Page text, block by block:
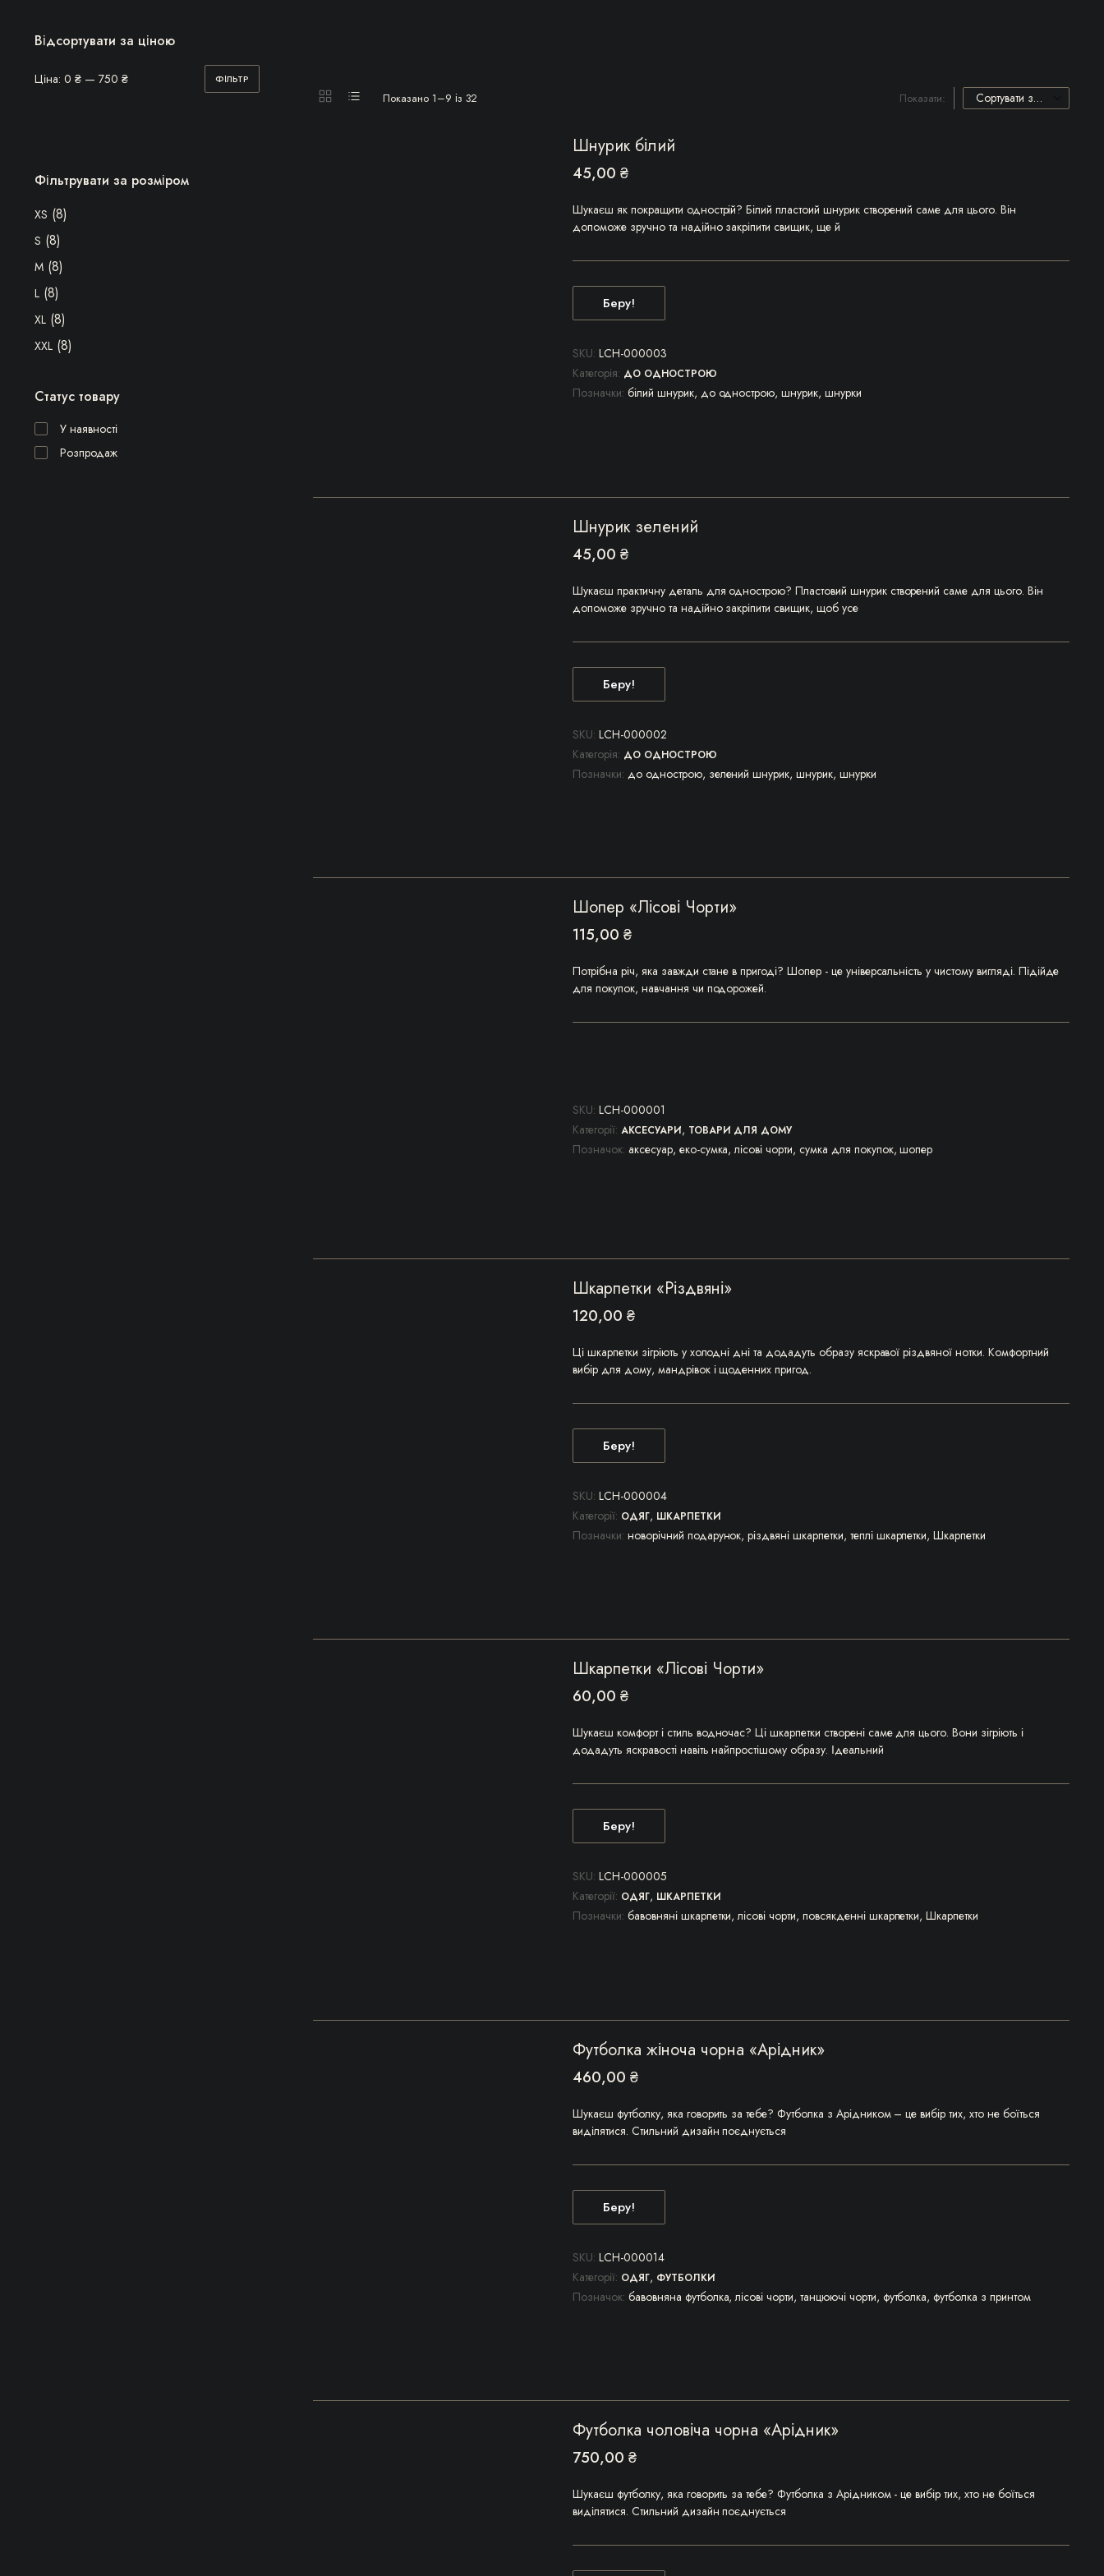
Показано 1–9 із 32 Показати:
Шнурик білий
45,00₴
Шукаєш як покращити однострій? Білий пластоий шнурик створений саме для цього. Він
допоможе зручно та надійно закріпити свищик, ще й
Беру!
SKU: LCH-000003
Категорія: ДО ОДНОСТРОЮ
Позначки: білий шнурик, до однострою,шнурик, шнурки
Шнурик зелений
45,00₴
Шукаєш практичну деталь для однострою? Пластовий шнурик створений саме для цього. Він
допоможе зручно та надійно закріпити свищик, щоб усе
Беру!
SKU: LCH-000002
Категорія: ДО ОДНОСТРОЮ
Позначки: до однострою, зелений шнурик,шнурик, шнурки
Шопер «Лісові Чорти»
115,00₴
Потрібна річ, яка завжди стане в пригоді? Шопер - це універсальність у чистому вигляді. Підійде
для покупок, навчання чи подорожей.
SKU: LCH-000001
Категорії: АКСЕСУАРИ, ТОВАРИ ДЛЯ ДОМУ
Позначок: аксесуар, еко-сумка,лісові чорти,сумка для покупок,шопер
Шкарпетки «Різдвяні»
120,00₴
Ці шкарпетки зігріють у холодні дні та додадуть образу яскравої різдвяної нотки. Комфортний
вибір для дому, мандрівок і щоденних пригод.
Беру!
SKU: LCH-000004
Категорії: ОДЯГ, ШКАРПЕТКИ
Позначки: новорічний подарунок,різдвяні шкарпетки, теплі шкарпетки,Шкарпетки
Шкарпетки «Лісові Чорти»
60,00₴
Шукаєш комфорт і стиль водночас? Ці шкарпетки створені саме для цього. Вони зігріють і
додадуть яскравості навіть найпростішому образу. Ідеальний
Беру!
має
кілька
варіантів.
SKU: LCH-000005
Категорії: ОДЯГ, ШКАРПЕТКИ
Позначки: бавовняні шкарпетки,лісові чорти, повсякденні шкарпетки,Шкарпетки
Футболка жіноча чорна «Арідник»
460,00₴
Шукаєш футболку, яка говорить за тебе? Футболка з Арідником – це вибір тих, хто не боїться
виділятися. Стильний дизайн поєднується
Беру!
має
кілька
варіантів.
SKU: LCH-000014
Категорії: ОДЯГ, ФУТБОЛКИ
Позначок: бавовняна футболка,лісові чорти,танцюючі чорти, футболка,футболка з принтом
Футболка чоловіча чорна «Арідник»
750,00₴
Шукаєш футболку, яка говорить за тебе? Футболка з Арідником - це вибір тих, хто не боїться
виділятися. Стильний дизайн поєднується
Відсортувати за ціною
ФІЛЬТР
Ціна: 0 ₴— 750 ₴
Фільтрувати за розміром
XS (8)
S (8)
M (8)
L (8)
XL (8)
XXL (8)
Статус товару
У наявності
Розпродаж